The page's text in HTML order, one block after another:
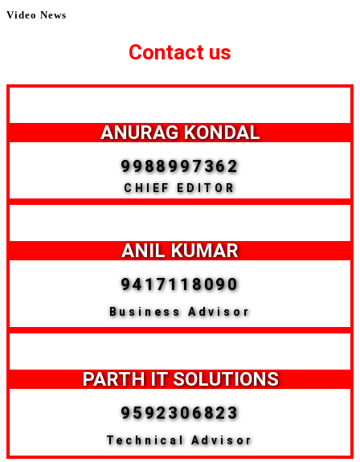
Video News
Contact us
ANURAG KONDAL
9988997362
CHIEF EDITOR
ANIL KUMAR
9417118090
Business Advisor
PARTH IT SOLUTIONS
9592306823
Technical Advisor